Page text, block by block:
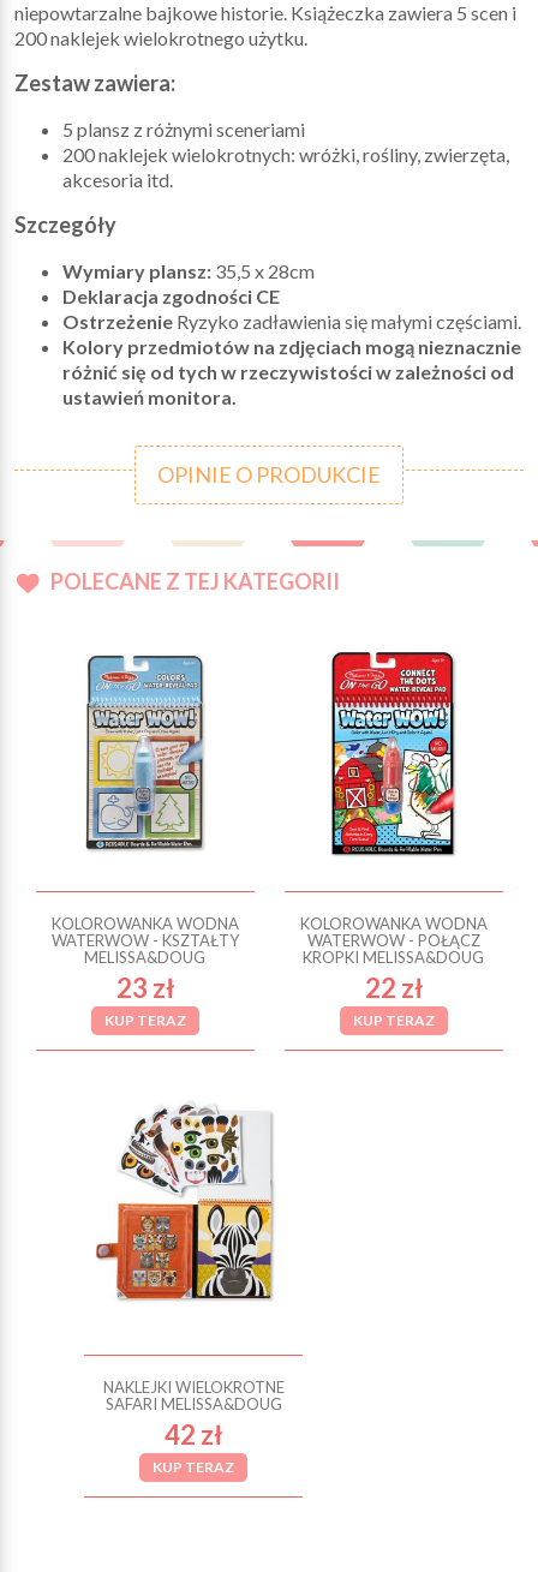
niepowtarzalne bajkowe historie. Książeczka zawiera 5 scen i
200 naklejek wielokrotnego użytku.
Zestaw zawiera:
5 plansz z różnymi sceneriami
200 naklejek wielokrotnych: wróżki, rośliny, zwierzęta,
akcesoria itd.
Szczegóły
Wymiary plansz: 35,5 x 28cm
Deklaracja zgodności CE
Ostrzeżenie Ryzyko zadławienia się małymi częściami.
Kolory przedmiotów na zdjęciach mogą nieznacznie
różnić się od tych w rzeczywistości w zależności od
ustawień monitora.
OPINIE O PRODUKCIE
POLECANE Z TEJ KATEGORII
KOLOROWANKA WODNA
WATERWOW - KSZTAŁTY
MELISSA&DOUG
23 zł
KUP TERAZ
KOLOROWANKA WODNA
WATERWOW - POŁĄCZ
KROPKI MELISSA&DOUG
22 zł
KUP TERAZ
NAKLEJKI WIELOKROTNE
SAFARI MELISSA&DOUG
42 zł
KUP TERAZ